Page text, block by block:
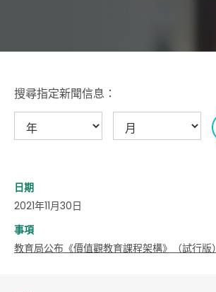
搜尋指定新聞信息：
日期
2021年11月30日
事項
教育局公布《價值觀教育課程架構》（試行版）